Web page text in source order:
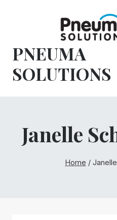
PNEUMA
SOLUTIONS
Janelle
Home /